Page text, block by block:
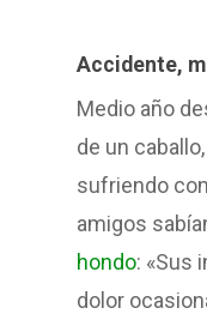
Accidente,
Medio año
de un
sufriendo
amigos
hondo: «Sus
dolor